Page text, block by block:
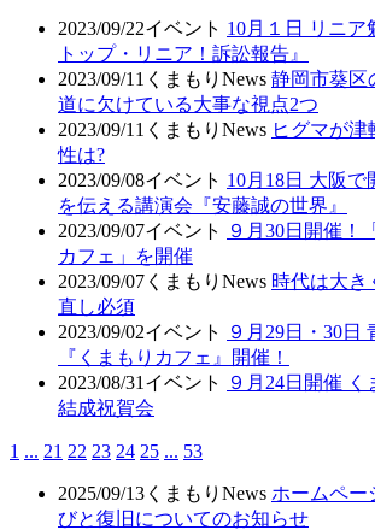
2023/09/22イベント 10月１日 リニア
トップ・リニア！訴訟報告』
2023/09/11 くまもりNews 静岡市葵区
道に欠けている大事な視点2つ
2023/09/11 くまもりNews ヒグマが
性は?
2023/09/08イベント 10月18日 大阪で
を伝える講演会『安藤誠の世界』
2023/09/07イベント
９月30日開催！
カフェ」を開催
2023/09/07 くまもりNews 時代は大き
直し必須
2023/09/02イベント
９月29日・30日
『くまもりカフェ』開催！
2023/08/31 イベント
９月24日開催
結成祝賀会
1 ... 21 22 23 24 25 ... 53
2025/09/13 くまもりNews ホームペー
びと復旧についてのお知らせ